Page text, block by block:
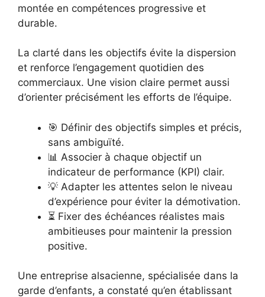
montée en compétences progressive et
durable.
La clarté dans les objectifs évite la dispersion
et renforce l’engagement quotidien des
commerciaux. Une vision claire permet aussi
d’orienter précisément les efforts de l’équipe.
🎯 Définir des objectifs simples et précis,
sans ambiguïté.
📊 Associer à chaque objectif un
indicateur de performance (KPI) clair.
💡 Adapter les attentes selon le niveau
d’expérience pour éviter la démotivation.
⏳ Fixer des échéances réalistes mais
ambitieuses pour maintenir la pression
positive.
Une entreprise alsacienne, spécialisée dans la
garde d’enfants, a constaté qu’en établissant